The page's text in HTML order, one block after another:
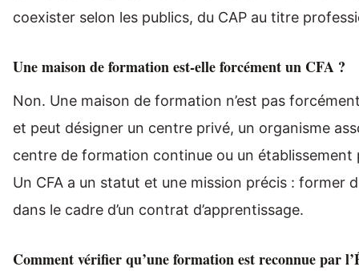
coexister selon les publics, du CAP au titre
Une maison de formation est-elle forcément un CFA ?
Non. Une maison de formation n’est pas
et peut désigner un centre privé, un organisme
centre de formation continue ou un établissement
Un CFA a un statut et une mission précis : former
dans le cadre d’un contrat d’apprentissage.
Comment vérifier qu’une formation est reconnue par